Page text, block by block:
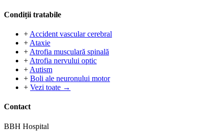
Condiții tratabile
+ Accident vascular cerebral
+ Ataxie
+ Atrofia musculară spinală
+ Atrofia nervului optic
+ Autism
+ Boli ale neuronului motor
+ Vezi toate →
Contact
BBH Hospital